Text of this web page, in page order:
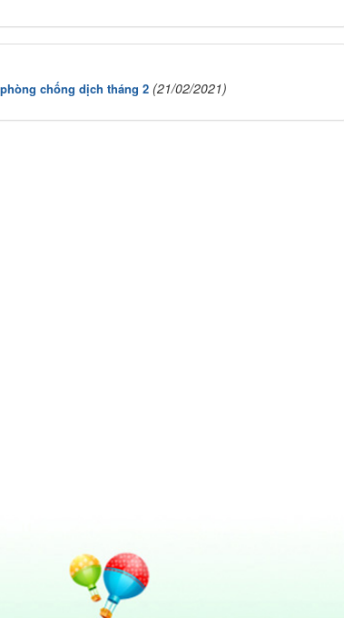
chống dịch tháng 2 (21/02/2021)
Z4148270977398...